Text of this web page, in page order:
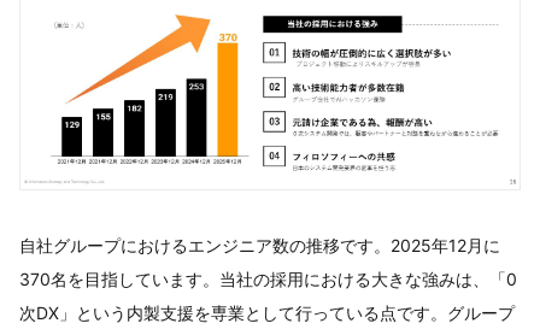
自社グループにおけるエンジニア数の推移です。2025年12月に
370名を目指しています。当社の採用における大きな強みは、「0
次DX」という内製支援を専業として行っている点です。グループ